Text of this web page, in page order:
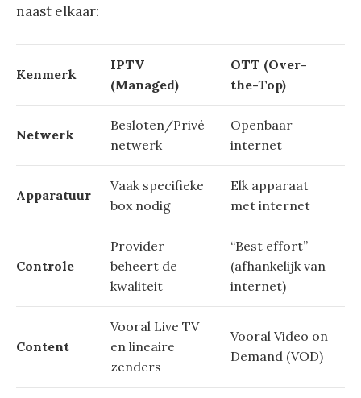
naast elkaar:
Kenmerk
IPTV
(Managed)
OTT (Over-
the-Top)
Netwerk
Besloten/Privé
netwerk
Openbaar
internet
Apparatuur
Vaak specifieke
box nodig
Elk apparaat
met internet
Controle
Provider
beheert de
kwaliteit
“Best effort”
(afhankelijk van
internet)
Content
Vooral Live TV
en lineaire
zenders
Vooral Video on
Demand (VOD)